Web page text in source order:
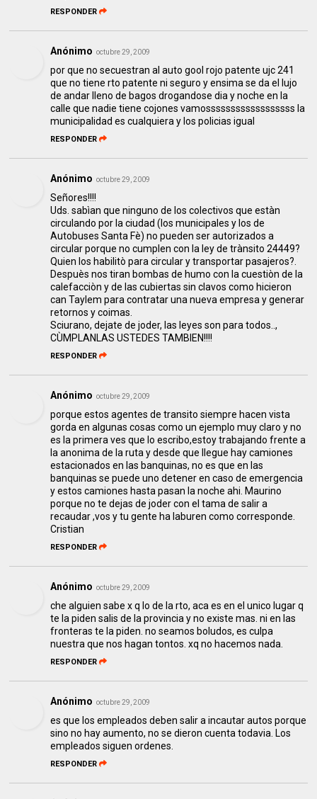
RESPONDER
Anónimo octubre 29, 2009
por que no secuestran al auto gool rojo patente ujc 241
que no tiene rto patente ni seguro y ensima se da el lujo
de andar lleno de bagos drogandose dia y noche en la
calle que nadie tiene cojones vamossssssssssssssssss la
municipalidad es cualquiera y los policias igual
RESPONDER
Anónimo octubre 29, 2009
Señores!!!!
Uds. sabìan que ninguno de los colectivos que estàn
circulando por la ciudad (los municipales y los de
Autobuses Santa Fè) no pueden ser autorizados a
circular porque no cumplen con la ley de trànsito 24449?
Quien los habilitò para circular y transportar pasajeros?.
Despuès nos tiran bombas de humo con la cuestiòn de la
calefacciòn y de las cubiertas sin clavos como hicieron
can Taylem para contratar una nueva empresa y generar
retornos y coimas.
Sciurano, dejate de joder, las leyes son para todos..,
CÙMPLANLAS USTEDES TAMBIEN!!!!
RESPONDER
Anónimo octubre 29, 2009
porque estos agentes de transito siempre hacen vista
gorda en algunas cosas como un ejemplo muy claro y no
es la primera ves que lo escribo,estoy trabajando frente a
la anonima de la ruta y desde que llegue hay camiones
estacionados en las banquinas, no es que en las
banquinas se puede uno detener en caso de emergencia
y estos camiones hasta pasan la noche ahi. Maurino
porque no te dejas de joder con el tama de salir a
recaudar ,vos y tu gente ha laburen como corresponde.
Cristian
RESPONDER
Anónimo octubre 29, 2009
che alguien sabe x q lo de la rto, aca es en el unico lugar q
te la piden salis de la provincia y no existe mas. ni en las
fronteras te la piden. no seamos boludos, es culpa
nuestra que nos hagan tontos. xq no hacemos nada.
RESPONDER
Anónimo octubre 29, 2009
es que los empleados deben salir a incautar autos porque
sino no hay aumento, no se dieron cuenta todavia. Los
empleados siguen ordenes.
RESPONDER